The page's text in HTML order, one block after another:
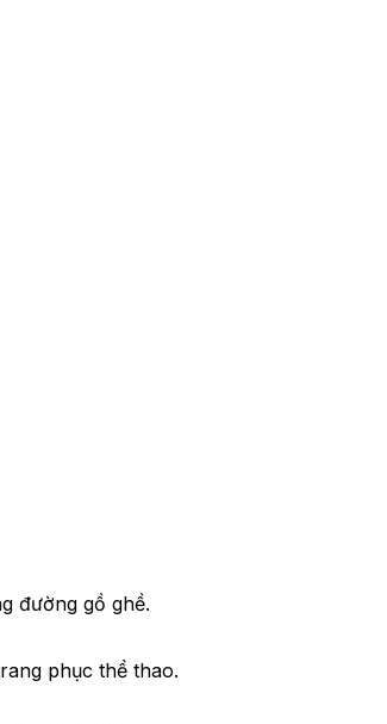
đường gồ ghề.
phục thể thao.